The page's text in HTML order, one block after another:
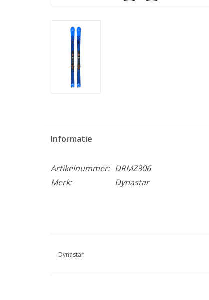
Informatie
Artikelnummer: DRMZ306
Merk:
Dynastar
Dynastar